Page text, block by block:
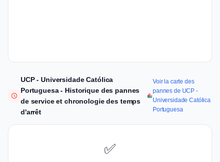
UCP - Universidade Católica
Portuguesa - Historique des pannes
de service et chronologie des temps
d'arrêt
Voir la carte des
pannes de UCP -
Universidade Católica
Portuguesa
✅